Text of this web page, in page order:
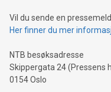
Vil du sende en
Her finner du mer
NTB besøksadresse
Skippergata 24 (Pressens
0154 Oslo